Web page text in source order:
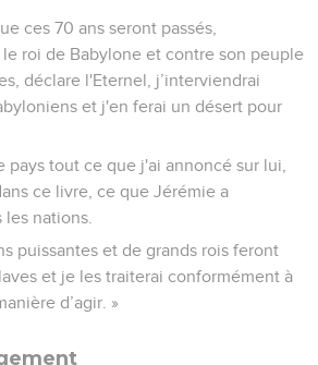
ces 70 ans seront passés,
roi de Babylone et contre son peuple
déclare l'Eternel, j’interviendrai
et j'en ferai un désert pour
pays tout ce que j'ai annoncé sur lui,
ce livre, ce que Jérémie a
nations.
puissantes et de grands rois feront
et je les traiterai conformément à
d’agir. »